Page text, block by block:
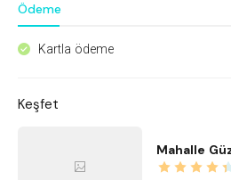
Ödeme
^ Kartla ödeme
Keşfet
Mahalle